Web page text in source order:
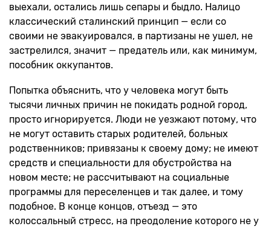
выехали, остались лишь сепары и быдло. Налицо
классический сталинский принцип — если со
своими не эвакуировался, в партизаны не ушел, не
застрелился, значит — предатель или, как минимум,
пособник оккупантов.
Попытка объяснить, что у человека могут быть
тысячи личных причин не покидать родной город,
просто игнорируется. Люди не уезжают потому, что
не могут оставить старых родителей, больных
родственников; привязаны к своему дому; не имеют
средств и специальности для обустройства на
новом месте; не рассчитывают на социальные
программы для переселенцев и так далее, и тому
подобное. В конце концов, отъезд — это
колоссальный стресс, на преодоление которого не у